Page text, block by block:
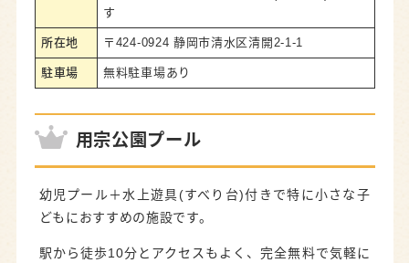
す
所在地 〒424-0924 静岡市清水区清開2-1-1
駐車場 無料駐車場あり
用宗公園プール
幼児プール＋水上遊具(すべり台)付きで特に小さな子
どもにおすすめの施設です。
駅から徒歩10分とアクセスもよく、完全無料で気軽に